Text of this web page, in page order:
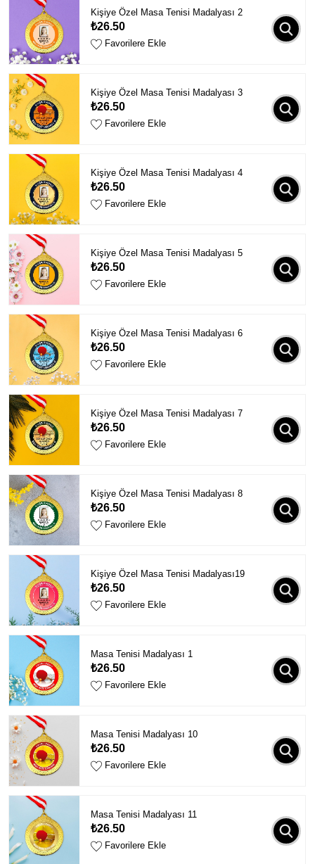
Kişiye Özel Masa Tenisi Madalyası 2
₺26.50
Favorilere Ekle
Kişiye Özel Masa Tenisi Madalyası 3
₺26.50
Favorilere Ekle
Kişiye Özel Masa Tenisi Madalyası 4
₺26.50
Favorilere Ekle
Kişiye Özel Masa Tenisi Madalyası 5
₺26.50
Favorilere Ekle
Kişiye Özel Masa Tenisi Madalyası 6
₺26.50
Favorilere Ekle
Kişiye Özel Masa Tenisi Madalyası 7
₺26.50
Favorilere Ekle
Kişiye Özel Masa Tenisi Madalyası 8
₺26.50
Favorilere Ekle
Kişiye Özel Masa Tenisi Madalyası19
₺26.50
Favorilere Ekle
Masa Tenisi Madalyası 1
₺26.50
Favorilere Ekle
Masa Tenisi Madalyası 10
₺26.50
Favorilere Ekle
Masa Tenisi Madalyası 11
₺26.50
Favorilere Ekle